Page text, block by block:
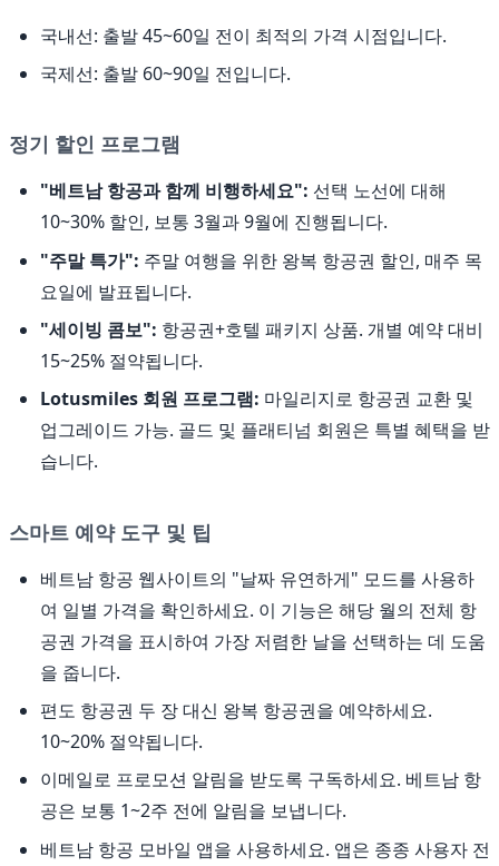
국내선: 출발 45~60일 전이 최적의 가격 시점입니다.
국제선: 출발 60~90일 전입니다.
정기 할인 프로그램
"베트남 항공과 함께 비행하세요": 선택 노선에 대해
10~30% 할인, 보통 3월과 9월에 진행됩니다.
"주말 특가": 주말 여행을 위한 왕복 항공권 할인, 매주 목
요일에 발표됩니다.
"세이빙 콤보": 항공권+호텔 패키지 상품. 개별 예약 대비
15~25% 절약됩니다.
Lotusmiles 회원 프로그램: 마일리지로 항공권 교환 및
업그레이드 가능. 골드 및 플래티넘 회원은 특별 혜택을 받
습니다.
스마트 예약 도구 및 팁
베트남 항공 웹사이트의 "날짜 유연하게" 모드를 사용하
여 일별 가격을 확인하세요. 이 기능은 해당 월의 전체 항
공권 가격을 표시하여 가장 저렴한 날을 선택하는 데 도움
을 줍니다.
편도 항공권 두 장 대신 왕복 항공권을 예약하세요.
10~20% 절약됩니다.
이메일로 프로모션 알림을 받도록 구독하세요. 베트남 항
공은 보통 1~2주 전에 알림을 보냅니다.
베트남 항공 모바일 앱을 사용하세요. 앱은 종종 사용자 전